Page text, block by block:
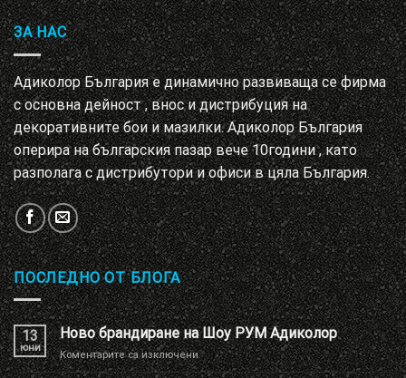
ЗА НАС
Адиколор България е динамично развиваща се фирма
с основна дейност , внос и дистрибуция на
декоративните бои и мазилки. Адиколор България
оперира на българския пазар вече 10години , като
разполага с дистрибутори и офиси в цяла България.
ПОСЛЕДНО ОТ БЛОГА
13
юни
Ново брандиране на Шоу РУМ Адиколор
Коментарите са изключениза
Ново